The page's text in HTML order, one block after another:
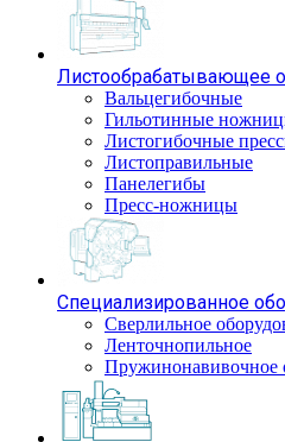
Листообрабатывающее
Вальцегибочные
Гильотинные
Листогибочные
Листоправильные
Панелегибы
Пресс-ножницы
Специализированное
Сверлильное
Ленточнопильное
Пружинонавивочное